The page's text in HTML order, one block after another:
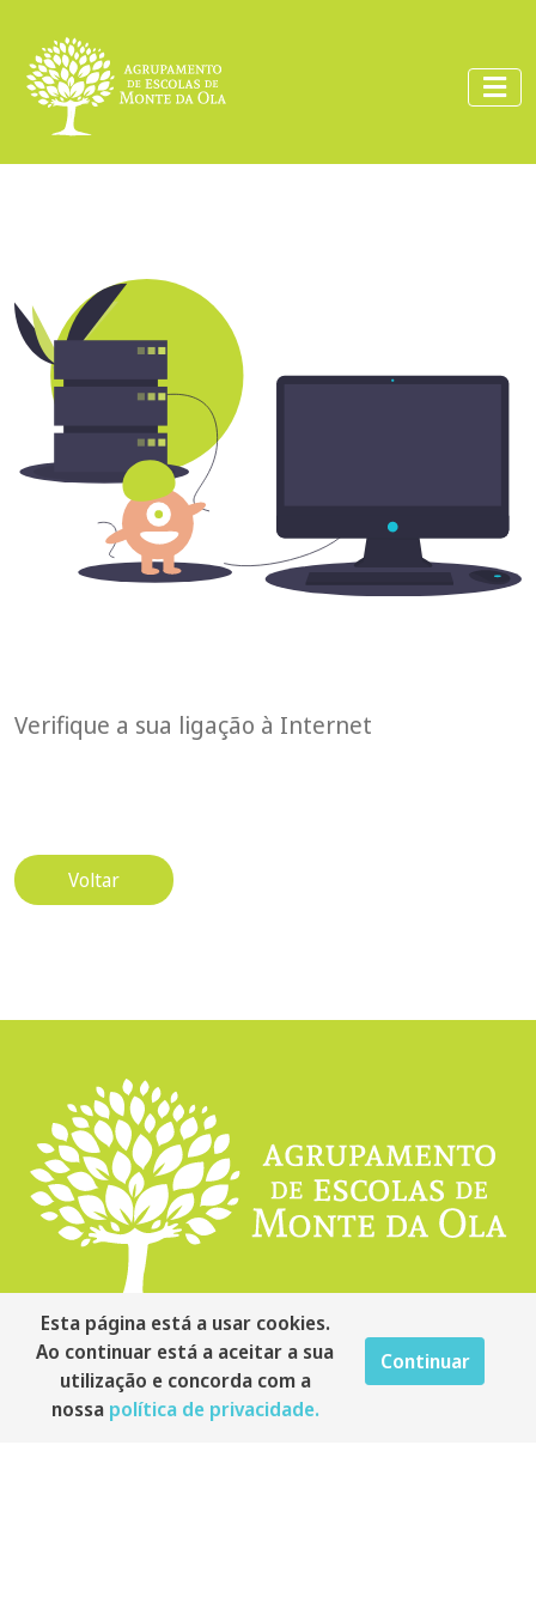
Verifique a sua ligação à Internet
Voltar
Esta página está a usar cookies.
Ao continuar está a aceitar a sua
utilização e concorda com a
nossa política de privacidade.
Continuar